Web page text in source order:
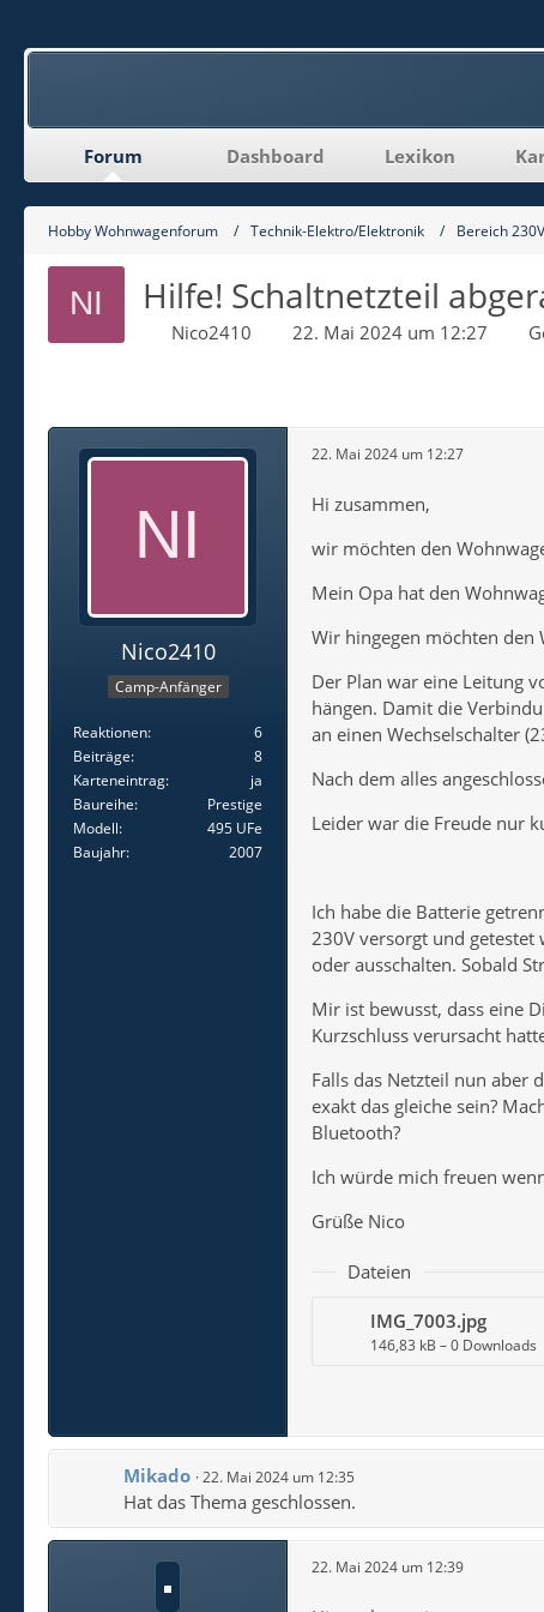
Forum Dashboard Lexikon
Hobby Wohnwagenforum Technik-Elektro/Elektronik Bereich 230V
Hilfe! Schaltnetzteil
Nico2410 22. Mai 2024 um 12:27
Nico2410
Camp-Anfänger
Reaktionen
6
Beiträge
8
Karteneintrag
ja
Baureihe
Prestige
Modell
495 UFe
Baujahr
2007
22. Mai 2024 um 12:27
Hi zusammen,
wir möchten den
Mein Opa hat den
Wir hingegen möchten den
Der Plan war eine Leitung
hängen. Damit die
an einen Wechselschalter
Nach dem alles
Leider war die Freude nur
Ich habe die Batterie
230V versorgt und
oder ausschalten. Sobald
Mir ist bewusst, dass eine
Kurzschluss verursacht
Falls das Netzteil nun aber
exakt das gleiche sein?
Bluetooth?
Ich würde mich freuen
Grüße Nico
Dateien
IMG_7003.jpg
146,83 kB – 0 Downloads
Mikado 22. Mai 2024 um 12:35
Hat das Thema geschlossen.
22. Mai 2024 um 12:39